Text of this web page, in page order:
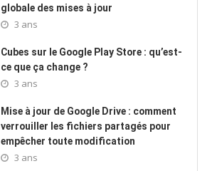
globale des mises à jour
3 ans
Cubes sur le Google Play Store : qu’est-
ce que ça change ?
3 ans
Mise à jour de Google Drive : comment
verrouiller les fichiers partagés pour
empêcher toute modification
3 ans